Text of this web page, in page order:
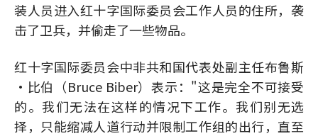
装人员进入红十字国际委员会工作人员的住所，袭
击了卫兵，并偷走了一些物品。
红十字国际委员会中非共和国代表处副主任布鲁斯
·比伯（Bruce Biber）表示："这是完全不可接受
的。我们无法在这样的情况下工作。我们别无选
择，只能缩减人道行动并限制工作组的出行，直至